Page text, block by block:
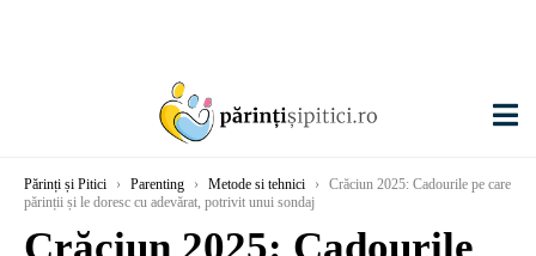
Părinți și Pitici › Parenting › Metode si tehnici ›
Crăciun 2025: Cadourile pe care
părinții și le doresc cu adevărat, potrivit unui sondaj